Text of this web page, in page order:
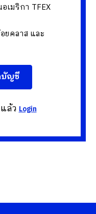
เมริกา TFEX
ยคลาส และ
บัญชี
ล้วLogin